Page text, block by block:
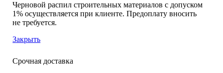
Черновой распил строительных материалов с допуском
1% осуществляется при клиенте. Предоплату вносить
не требуется.
Закрыть
Срочная доставка